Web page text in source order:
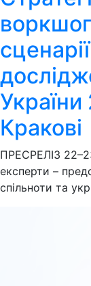
Кракові
ПРЕСРЕЛІЗ
експерти –
спільноти та